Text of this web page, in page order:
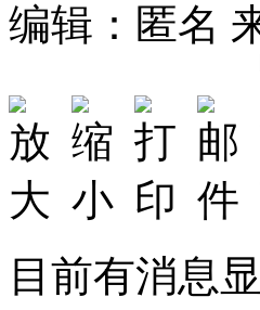
编辑：匿名
目前有消息